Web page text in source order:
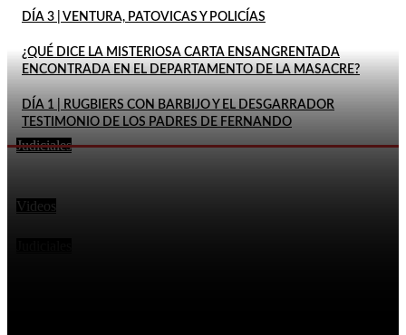
DÍA 3 | VENTURA, PATOVICAS Y POLICÍAS
¿QUÉ DICE LA MISTERIOSA CARTA ENSANGRENTADA
ENCONTRADA EN EL DEPARTAMENTO DE LA MASACRE?
DÍA 1 | RUGBIERS CON BARBIJO Y EL DESGARRADOR
TESTIMONIO DE LOS PADRES DE FERNANDO
Judiciales
UN...
Videos